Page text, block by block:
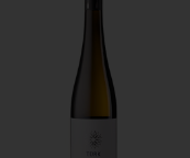
místní odrůdy Friulano,
podobnými pro
Chardonnay
proto je Chardonnay